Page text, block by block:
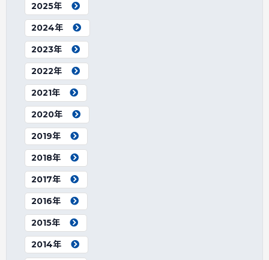
2025年
2024年
2023年
2022年
2021年
2020年
2019年
2018年
2017年
2016年
2015年
2014年